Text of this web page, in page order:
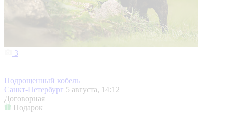
3
Подрощенный кобель
Санкт-Петербург 5 августа, 14:12
Договорная
Подарок